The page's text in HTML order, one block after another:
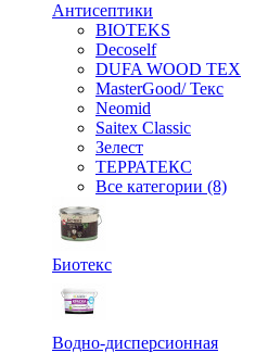
Антисептики
BIOTEKS
Decoself
DUFA WOOD TEX
MasterGood/ Текс
Neomid
Saitex Classic
Зелест
ТЕРРАТЕКС
Все категории (8)
Биотекс
Водно-дисперсионная